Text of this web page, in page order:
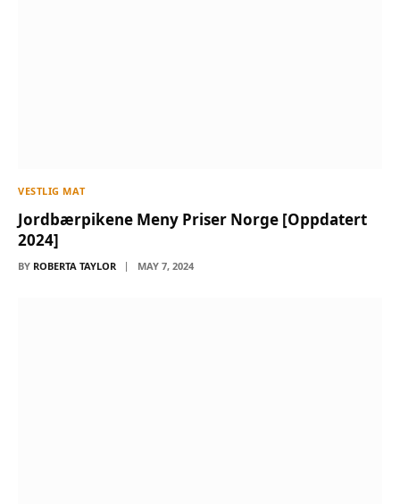
VESTLIG MAT
Jordbærpikene Meny Priser Norge [Oppdatert
2024]
BY ROBERTA TAYLOR MAY 7, 2024